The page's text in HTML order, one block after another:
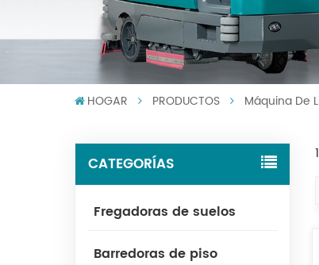
HOGAR PRODUCTOS Máquina De
CATEGORÍAS
Fregadoras de suelos
Barredoras de piso